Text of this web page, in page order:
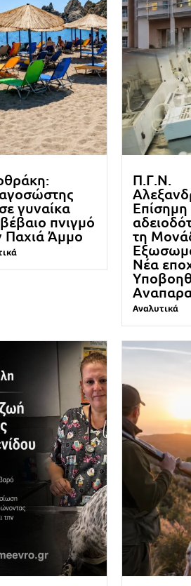
γυναίκα
πνιγμό
Παχιά Άμμο
Π.Γ.Ν.
Επίσημη
τη
Νέα
Αναλυτικά